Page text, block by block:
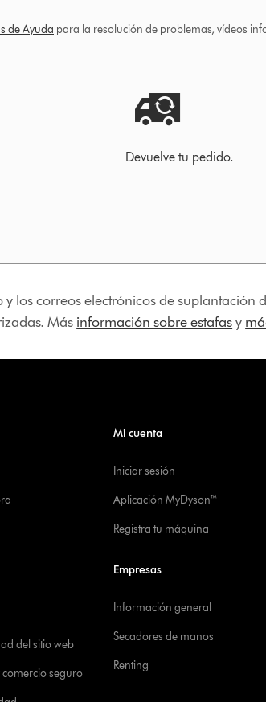
de Ayuda para la resolución de problemas, vídeos
Devuelve tu pedido.
y los correos electrónicos de
Más información sobre estafasy
del sitio web
comercio seguro
Mi cuenta
Iniciar sesión
Aplicación MyDyson™
Registra tu máquina
Empresas
Información general
Secadores de manos
Renting